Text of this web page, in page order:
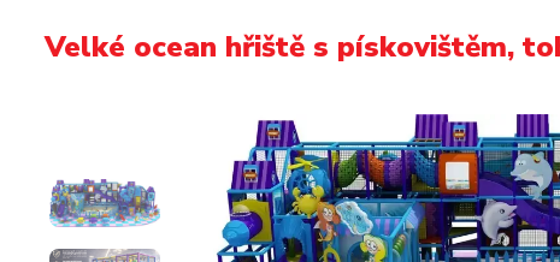
Velké ocean hřiště s pískovištěm,